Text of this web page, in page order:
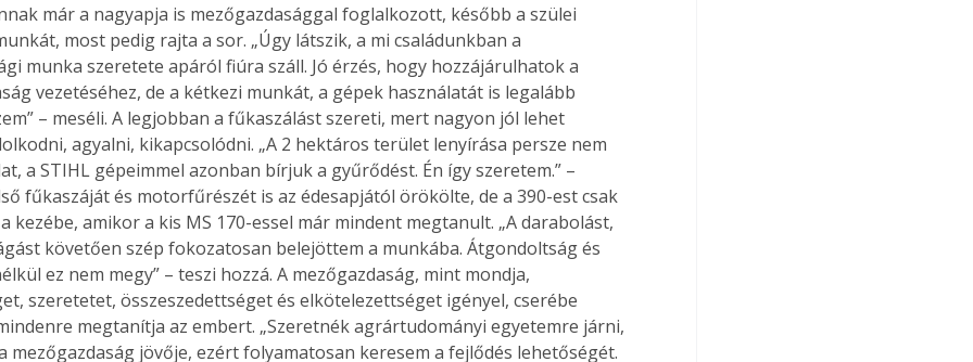
már a nagyapja is mezőgazdasággal foglalkozott, később a szülei
most pedig rajta a sor. „Úgy látszik, a mi családunkban a
munka szeretete apáról fiúra száll. Jó érzés, hogy hozzájárulhatok a
vezetéséhez, de a kétkezi munkát, a gépek használatát is legalább
– meséli. A legjobban a fűkaszálást szereti, mert nagyon jól lehet
agyalni, kikapcsolódni. „A 2 hektáros terület lenyírása persze nem
a STIHL gépeimmel azonban bírjuk a gyűrődést. Én így szeretem.” –
fűkaszáját és motorfűrészét is az édesapjától örökölte, de a 390-est csak
kezébe, amikor a kis MS 170-essel már mindent megtanult. „A darabolást,
követően szép fokozatosan belejöttem a munkába. Átgondoltság és
ez nem megy” – teszi hozzá. A mezőgazdaság, mint mondja,
szeretetet, összeszedettséget és elkötelezettséget igényel, cserébe
megtanítja az embert. „Szeretnék agrártudományi egyetemre járni,
mezőgazdaság jövője, ezért folyamatosan keresem a fejlődés lehetőségét.